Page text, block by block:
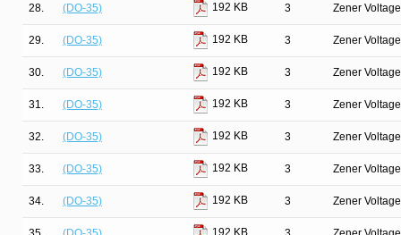
28. (DO-35) 192 KB 3 Zener
29. (DO-35) 192 KB 3 Zener
30. (DO-35) 192 KB 3 Zener
31. (DO-35) 192 KB 3 Zener
32. (DO-35) 192 KB 3 Zener
33. (DO-35) 192 KB 3 Zener
34. (DO-35) 192 KB 3 Zener
192 KB